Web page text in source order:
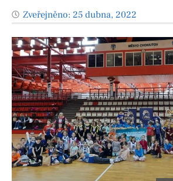
Zveřejněno: 25 dubna, 2022